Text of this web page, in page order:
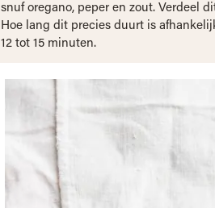
snuf oregano, peper en zout. Verdeel
Hoe lang dit precies duurt is
12 tot 15 minuten.